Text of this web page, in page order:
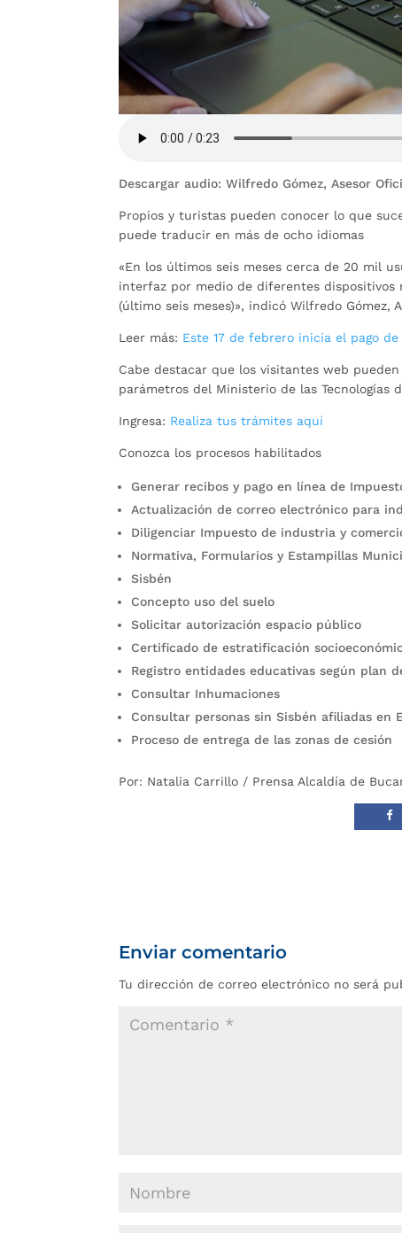
Descargar audio: Wilfredo Gómez, Asesor
Propios y turistas pueden conocer lo que
puede traducir en más de ocho idiomas
«En los últimos seis meses cerca de 20 mil
interfaz por medio de diferentes dispositivos
(último seis meses)», indicó Wilfredo Gómez,
Leer más: Este 17 de febrero inicia el pago de
Cabe destacar que los visitantes web
parámetros del Ministerio de las
Ingresa: Realiza tus trámites aquí
Conozca los procesos habilitados
Generar recibos y pago en línea de
Actualización de correo electrónico para
Diligenciar Impuesto de industria y
Normativa, Formularios y Estampillas
Sisbén
Concepto uso del suelo
Solicitar autorización espacio público
Certificado de estratificación
Registro entidades educativas según plan
Consultar Inhumaciones
Consultar personas sin Sisbén afiliadas en
Proceso de entrega de las zonas de cesión
Por: Natalia Carrillo / Prensa Alcaldía de
Enviar comentario
Tu dirección de correo electrónico no será